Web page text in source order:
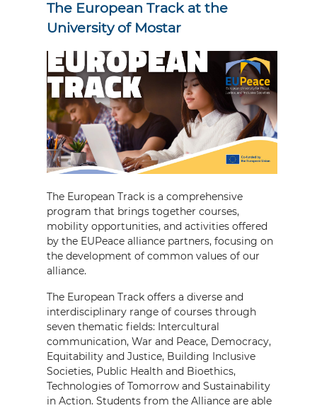
The European Track at the
University of Mostar
The European Track is a comprehensive
program that brings together courses,
mobility opportunities, and activities offered
by the EUPeace alliance partners, focusing on
the development of common values of our
alliance.
The European Track offers adiverse and
interdisciplinary range of courses through
seven thematic fields: Intercultural
communication, War and Peace, Democracy,
Equitability and Justice, Building Inclusive
Societies, Public Health and Bioethics,
Technologies of Tomorrow and Sustainability
in Action. Students from the Alliance are able